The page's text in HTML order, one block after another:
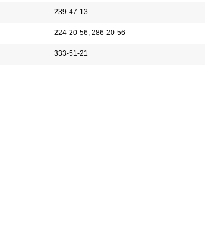
239-47-13
224-20-56, 286-20-56
333-51-21